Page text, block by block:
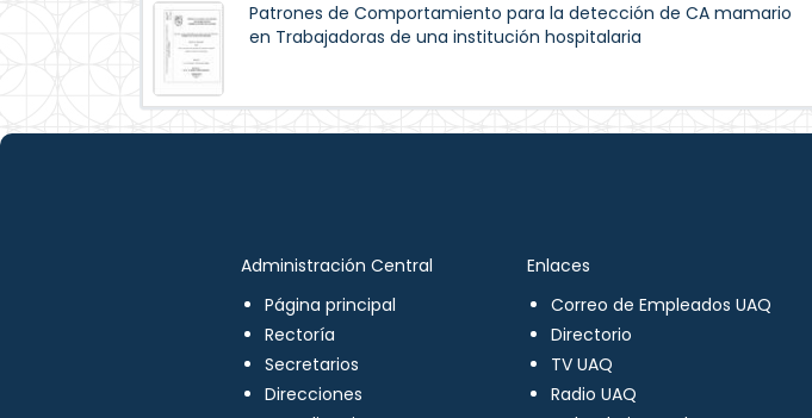
Patrones de Comportamiento para la detección de CA mamario
en Trabajadoras de una institución hospitalaria
Administración Central
Página principal
Rectoría
Secretarios
Direcciones
Enlaces
Correo de Empleados UAQ
Directorio
TV UAQ
Radio UAQ